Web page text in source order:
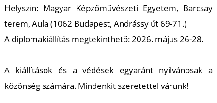
Helyszín: Magyar Képzőművészeti Egyetem, Barcsay
terem, Aula (1062 Budapest, Andrássy út 69-71.)
A diplomakiállítás megtekinthető: 2026. május 26-28.
A kiállítások és a védések egyaránt nyilvánosak a
közönség számára. Mindenkit szeretettel várunk!